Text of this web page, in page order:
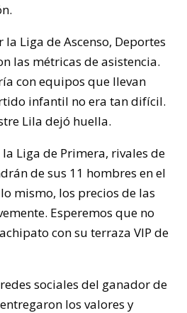
Liga de Ascenso, Deportes
las métricas de asistencia.
con equipos que llevan
infantil no era tan difícil.
Lila dejó huella.
Liga de Primera, rivales de
de sus 11 hombres en el
mismo, los precios de las
Esperemos que no
con su terraza VIP de
sociales del ganador de
los valores y